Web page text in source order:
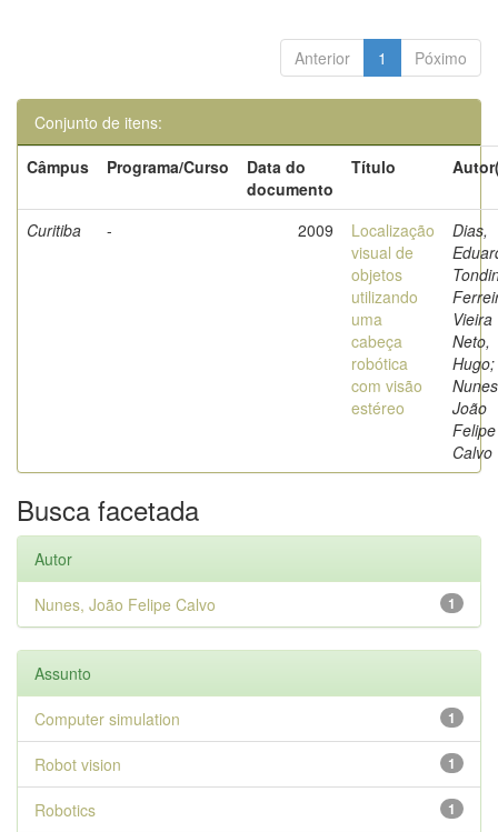
Anterior 1 Póximo
Conjunto de itens:
Câmpus
Programa/Curso
Data do
documento
Título
Curitiba - 2009
Localização
visual de
objetos
utilizando
uma
cabeça
robótica
com visão
estéreo
Dias,
Vieira
Neto,
Hugo;
João
Felipe
Calvo
Busca facetada
Autor
1
Nunes, João Felipe Calvo
Assunto
1
Computer simulation
1
Robot vision
1
Robotics